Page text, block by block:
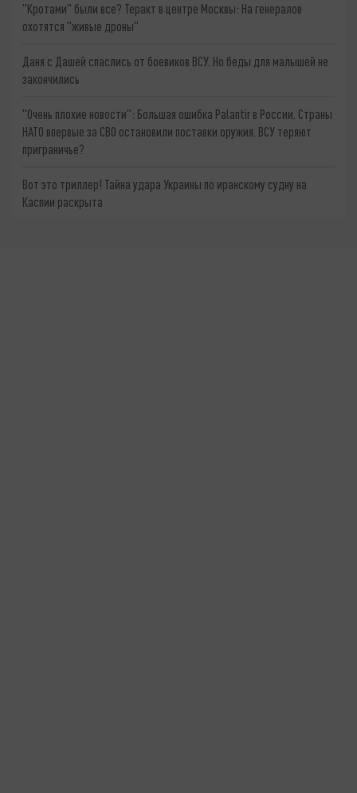
"Кротами" были все? Теракт в центре Москвы: На генералов
охотятся "живые дроны"
Даня с Дашей спаслись от боевиков ВСУ. Но беды для малышей не
закончились
"Очень плохие новости": Большая ошибка Palantir в России. Страны
НАТО впервые за СВО остановили поставки оружия. ВСУ теряют
приграничье?
Вот это триллер! Тайна удара Украины по иранскому судну на
Каспии раскрыта